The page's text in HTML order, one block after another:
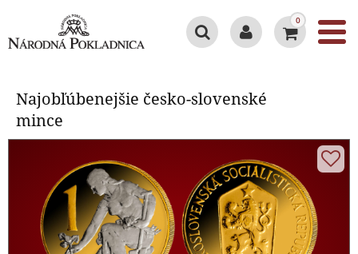
0
Najobľúbenejšie česko-slovenské
mince
Najobľúbenejšie česko-slovenské